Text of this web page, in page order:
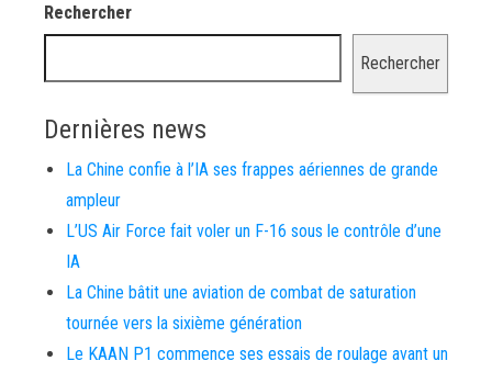
Rechercher
Rechercher
Dernières news
La Chine confie à l’IA ses frappes aériennes de grande
ampleur
L’US Air Force fait voler un F-16 sous le contrôle d’une
IA
La Chine bâtit une aviation de combat de saturation
tournée vers la sixième génération
Le KAAN P1 commence ses essais de roulage avant un